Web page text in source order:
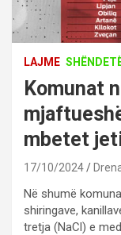
LAJME
Komunat
mbetet
17/10/2024
Në shumë
shiringave,
tretja (NaCl) e